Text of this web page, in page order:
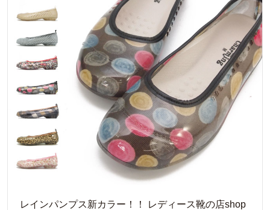
レインパンプス新カラー！！ レディース靴の店shop